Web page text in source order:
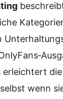
erleichtert
wenn